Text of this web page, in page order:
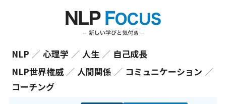
NLP ／ 心理学 ／ 人生 ／ 自己成長
NLP世界権威 ／ 人間関係 ／ コミュニケーション ／
コーチング